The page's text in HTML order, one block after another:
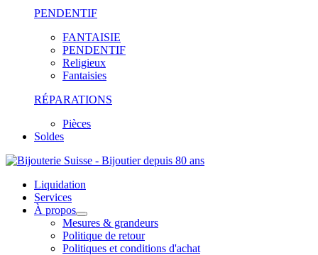
PENDENTIF
FANTAISIE
PENDENTIF
Religieux
Fantaisies
RÉPARATIONS
Pièces
Soldes
Liquidation
Services
À propos
Mesures & grandeurs
Politique de retour
Politiques et conditions d'achat